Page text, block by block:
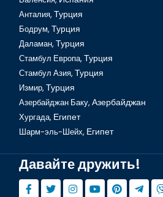
Анталия, Турция
Бодрум, Турция
Даламан, Турция
Стамбул Европа, Турция
Стамбул Азия, Турция
Измир, Турция
Азербайджан Баку, Азербайджан
Хургада, Египет
Шарм-эль-Шейх, Египет
Давайте дружить!